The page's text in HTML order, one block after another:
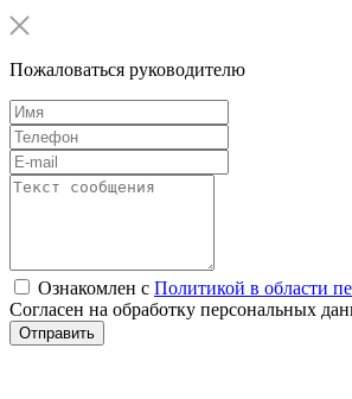
Пожаловаться руководителю
Ознакомлен с Политикой в области
Согласен на обработку персональных
Отправить